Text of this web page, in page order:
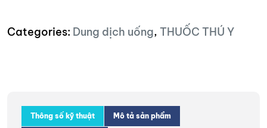
Categories: Dung dịch uống, THUỐC THÚ Y
Thông số kỹ thuật Mô tả sản phẩm